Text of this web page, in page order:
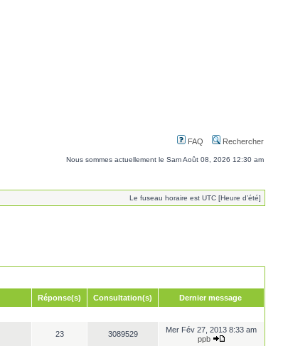
FAQ Rechercher
Nous sommes actuellement le Sam Août 08, 2026 12:30 am
Le fuseau horaire est UTC [Heure d’été]
Réponse(s) Consultation(s) Dernier message
23 3089529
Mer Fév 27, 2013 8:33 am
ppb